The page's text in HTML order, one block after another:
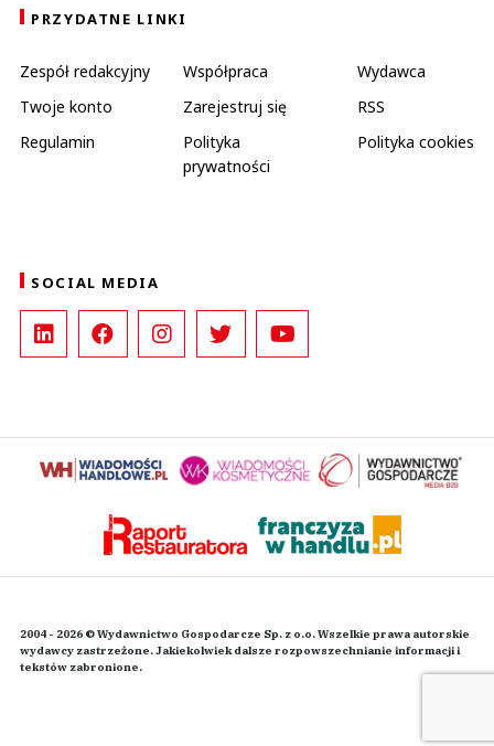
PRZYDATNE LINKI
Zespół redakcyjny Współpraca
Wydawca
Twoje konto
Zarejestruj się
RSS
Regulamin
Polityka
prywatności
Polityka cookies
SOCIAL MEDIA
2004 - 2026 © Wydawnictwo Gospodarcze Sp. z o.o. Wszelkie prawa autorskie
wydawcy zastrzeżone. Jakiekolwiek dalsze rozpowszechnianie informacji i
tekstów zabronione.